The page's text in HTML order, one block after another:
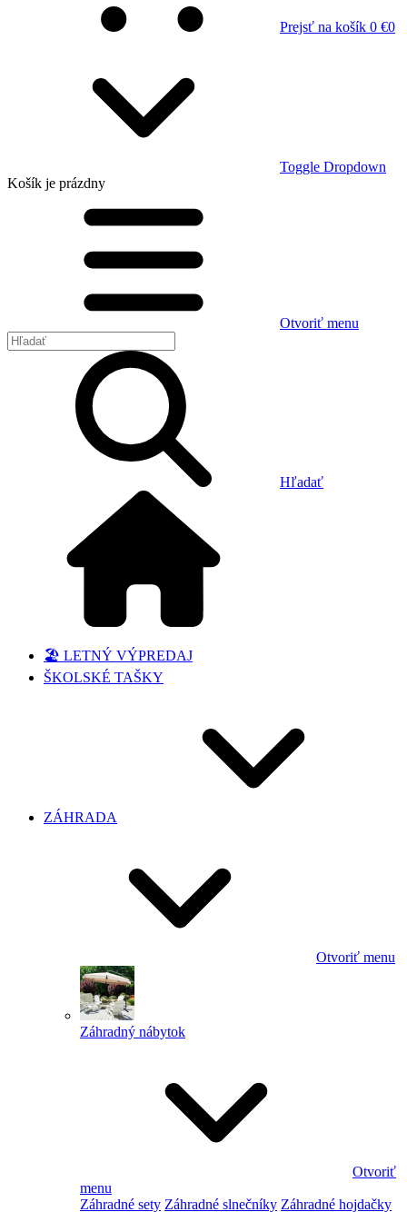
Prejsť na košík 0 €0
Toggle Dropdown
Košík je prázdny
Otvoriť menu
Hľadať
🏖️ LETNÝ VÝPREDAJ
ŠKOLSKÉ TAŠKY
ZÁHRADA
Otvoriť menu
Záhradný nábytok
Otvoriť
menu
Záhradné sety Záhradné slnečníky Záhradné hojdačky